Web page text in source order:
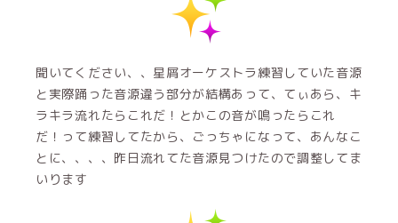
聞いてください、、星屑オーケストラ練習していた音源
と実際踊った音源違う部分が結構あって、てぃあら、キ
ラキラ流れたらこれだ！とかこの音が鳴ったらこれ
だ！って練習してたから、ごっちゃになって、あんなこ
とに、、、、昨日流れてた音源見つけたので調整してま
いります